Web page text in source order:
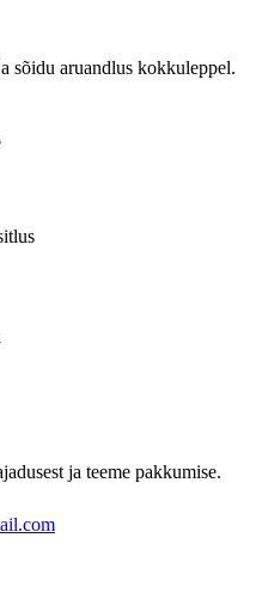
sõidu aruandlus kokkuleppel.
ja teeme pakkumise.